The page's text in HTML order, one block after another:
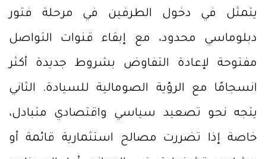
يتمثل في دخول الطرفين في مرحلة فتور
دبلوماسي محدود، مع إبقاء قنوات التواصل
مفتوحة لإعادة التفاوض بشروط جديدة أكثر
انسجامًا مع الرؤية الصومالية للسيادة. الثاني
يتجه نحو تصعيد سياسي واقتصادي متبادل،
خاصة إذا تضررت مصالح استثمارية قائمة أو